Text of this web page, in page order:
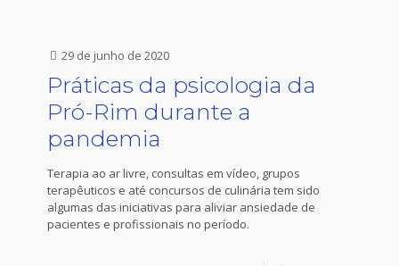
29 de junho de 2020
Práticas da psicologia da
Pró-Rim durante a
pandemia
Terapia ao ar livre, consultas em vídeo, grupos
terapêuticos e até concursos de culinária tem sido
algumas das iniciativas para aliviar ansiedade de
pacientes e profissionais no período.